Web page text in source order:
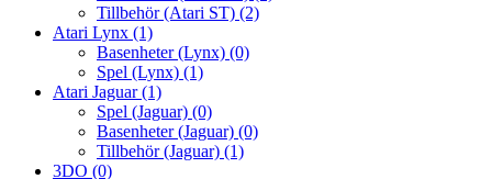
Tillbehör (Atari ST) (2)
Atari Lynx (1)
Basenheter (Lynx) (0)
Spel (Lynx) (1)
Atari Jaguar(1)
Spel (Jaguar) (0)
Basenheter (Jaguar) (0)
Tillbehör (Jaguar) (1)
3DO (0)